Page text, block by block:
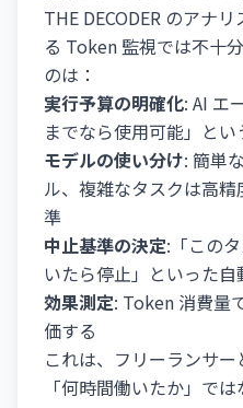
THE DECODER のアナ
る Token 監視では不十
のは：
実行予算の明確化: AI エ
までなら使用可能」と
モデルの使い分け: 簡単
ル、複雑なタスクは高
準
中止基準の決定:「この
いたら停止」といった自
効果測定: Token 消費量
価する
これは、フリーランサー
「何時間働いたか」で